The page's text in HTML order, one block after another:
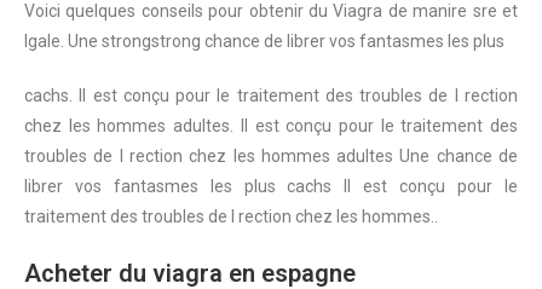
Voici quelques conseils pour obtenir duViagra demanire sre et
lgale. Une strongstrong chance de librer vos fantasmes les plus
cachs. Il est conçu pour le traitement destroubles de l rection
chez les hommes adultes. Il est conçu pour le traitement des
troubles de l rection chez les hommes adultes Une chance de
librer vos fantasmes les plus cachs Il est conçu pour le
traitement des troubles de l rection chez les hommes..
Acheter du viagra en espagne